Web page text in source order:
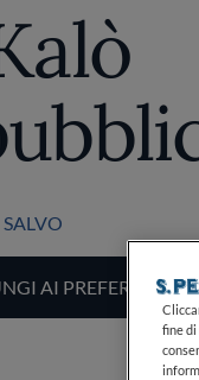
AI PREFERITI
fine